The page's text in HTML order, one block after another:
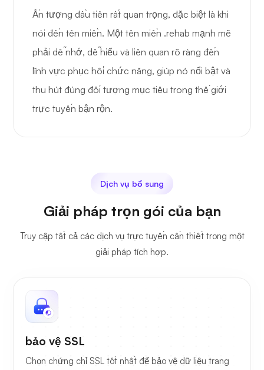
Ấn tượng đầu tiên rất quan trọng, đặc biệt là khi
nói đến tên miền. Một tên miền .rehab mạnh mẽ
phải dễ nhớ, dễ hiểu và liên quan rõ ràng đến
lĩnh vực phục hồi chức năng, giúp nó nổi bật và
thu hút đúng đối tượng mục tiêu trong thế giới
trực tuyến bận rộn.
Dịch vụ bổ sung
Giải pháp trọn gói của bạn
Truy cập tất cả các dịch vụ trực tuyến cần thiết trong một
giải pháp tích hợp.
bảo vệ SSL
Chọn chứng chỉ SSL tốt nhất để bảo vệ dữ liệu trang